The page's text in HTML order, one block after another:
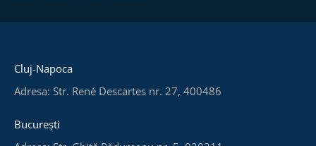
Cluj-Napoca
Adresa: Str. René Descartes nr. 27, 400486
București